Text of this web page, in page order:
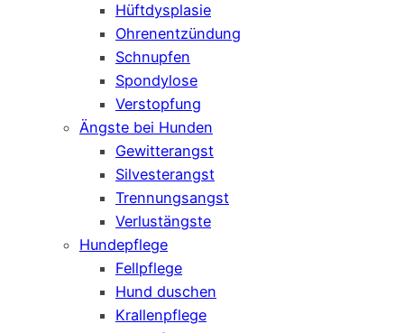
Hüftdysplasie
Ohrenentzündung
Schnupfen
Spondylose
Verstopfung
Ängste bei Hunden
Gewitterangst
Silvesterangst
Trennungsangst
Verlustängste
Hundepflege
Fellpflege
Hund duschen
Krallenpflege